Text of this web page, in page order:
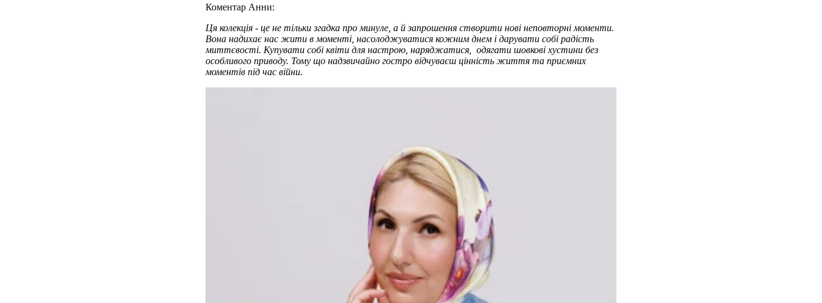
Коментар Анни:
Ця колекція - це не тільки згадка про минуле, а й запрошення створити нові неповторні моменти.
Вона надихає нас жити в моменті, насолоджуватися кожним днем і дарувати собі радість
миттєвості. Купувати собі квіти для настрою, наряджатися, одягати шовкові хустини без
особливого приводу. Тому що надзвичайно гостро відчуваєш цінність життя та приємних
моментів під час війни.